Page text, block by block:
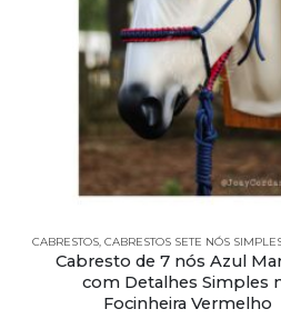
CABRESTOS, CABRESTOS SETE NÓS
Cabresto de 7 nós Azul
com Detalhes Simples
Focinheira Vermelho